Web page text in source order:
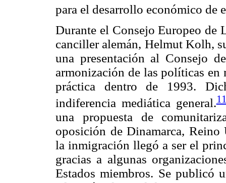
para el desarrollo económico de
Durante el Consejo Europeo
canciller alemán, Helmut Kolh,
una presentación al Consejo
armonización de las políticas
práctica dentro de 1993.
indiferencia mediática general.
una propuesta de
oposición de Dinamarca,
la inmigración llegó a ser el
gracias a algunas
Estados miembros. Se publicó